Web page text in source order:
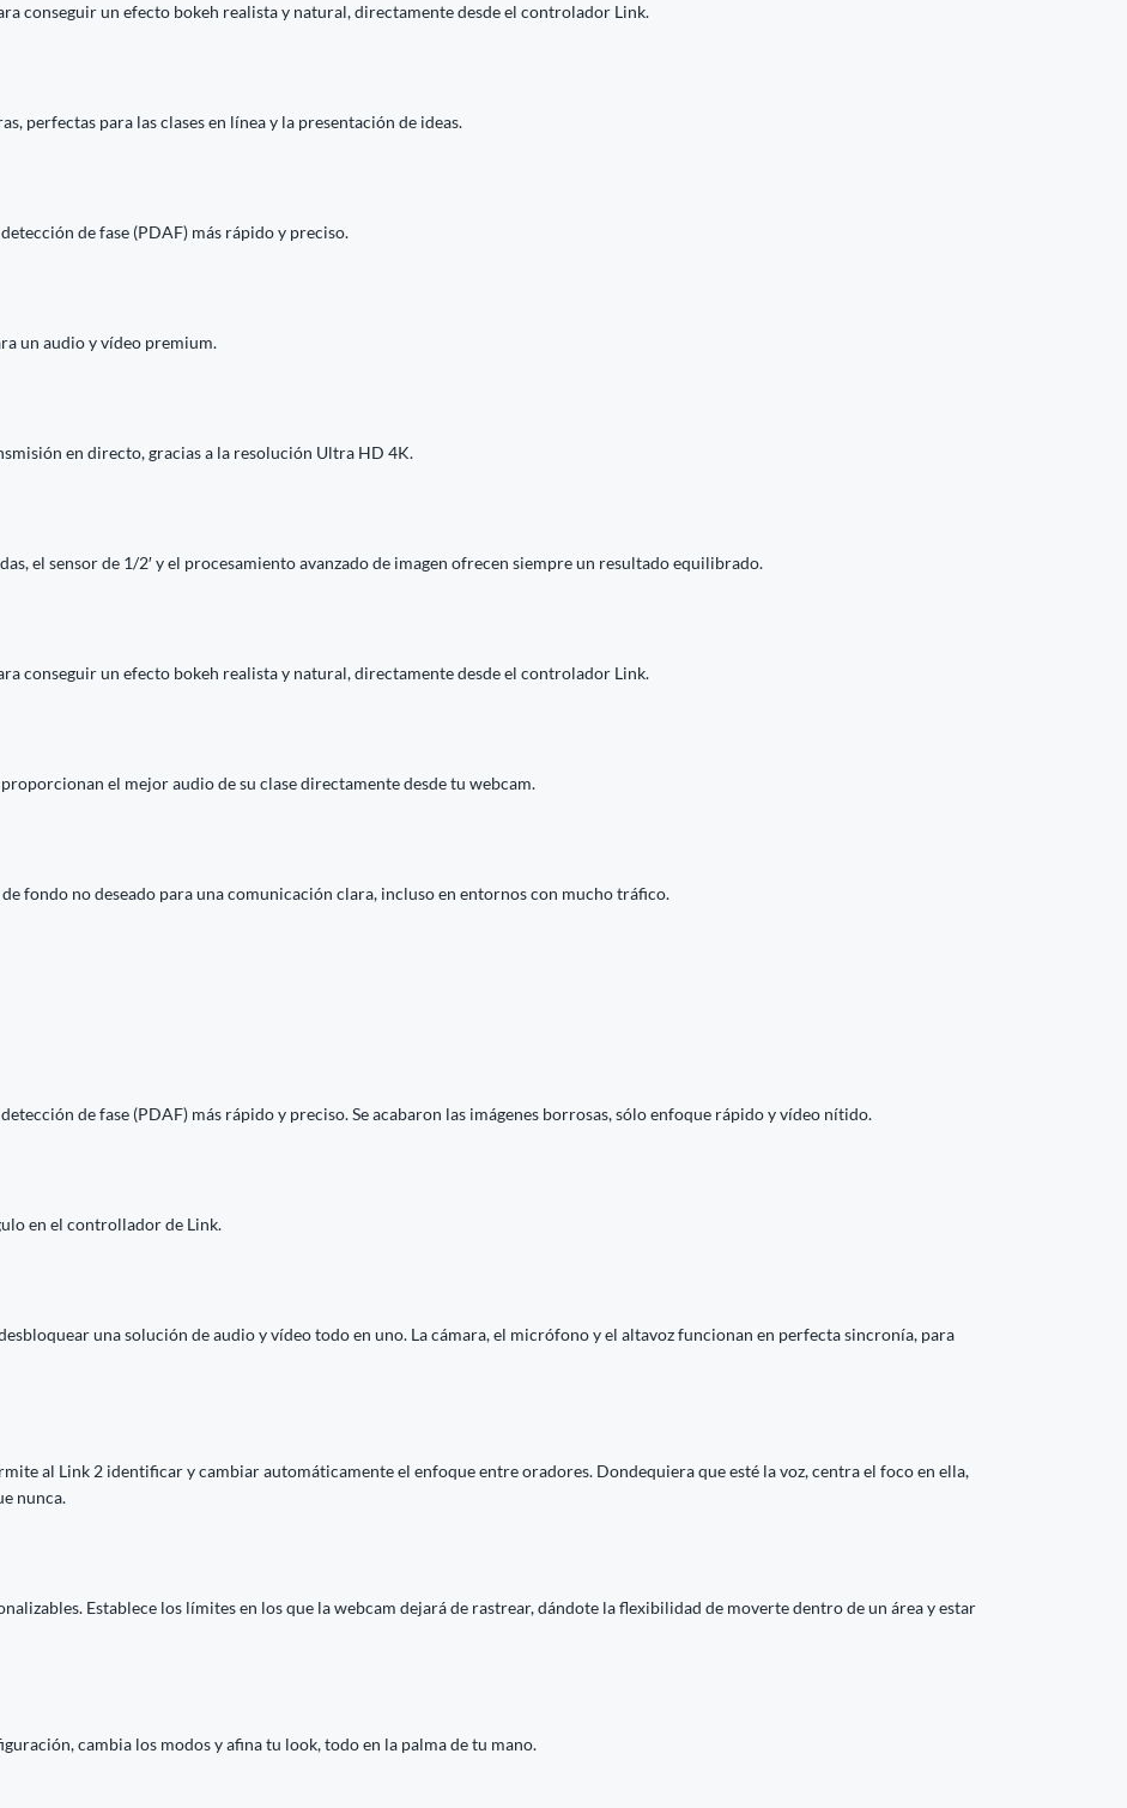
conseguir un efecto bokeh realista y natural, directamente desde el controlador Link.
perfectas para las clases en línea y la presentación de ideas.
de fase (PDAF) más rápido y preciso.
un audio y vídeo premium.
en directo, gracias a la resolución Ultra HD 4K.
el sensor de 1/2′ y el procesamiento avanzado de imagen ofrecen siempre un resultado equilibrado.
conseguir un efecto bokeh realista y natural, directamente desde el controlador Link.
el mejor audio de su clase directamente desde tu webcam.
fondo no deseado para una comunicación clara, incluso en entornos con mucho tráfico.
de fase (PDAF) más rápido y preciso. Se acabaron las imágenes borrosas, sólo enfoque rápido y vídeo nítido.
en el controllador de Link.
una solución de audio y vídeo todo en uno. La cámara, el micrófono y el altavoz funcionan en perfecta sincronía, para
al Link 2 identificar y cambiar automáticamente el enfoque entre oradores. Dondequiera que esté la voz, centra el foco en ella,
nunca.
Establece los límites en los que la webcam dejará de rastrear, dándote la flexibilidad de moverte dentro de un área y estar
cambia los modos y afina tu look, todo en la palma de tu mano.